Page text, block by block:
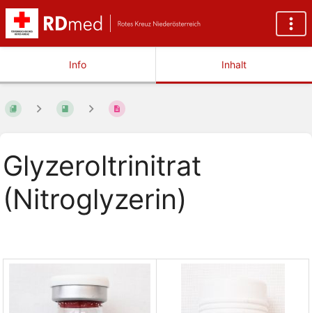
Info Inhalt
Glyzeroltrinitrat
(Nitroglyzerin)